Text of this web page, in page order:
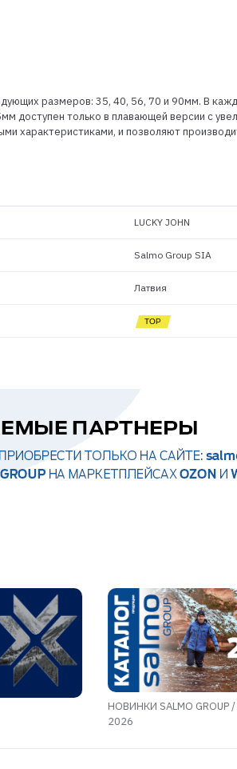
размеров: 35, 40, 56, 70 и 90мм. В
доступен только в плавающей версии с
характеристиками, и позволяют
LUCKY JOHN
Salmo Group SIA
Латвия
НОВИНКИ SALMO GROUP
2026